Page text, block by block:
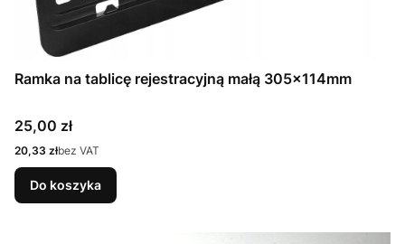
Ramka na tablicę rejestracyjną małą 305x114mm
Cena
25,00 zł
Cena
20,33 złbez VAT
Do koszyka